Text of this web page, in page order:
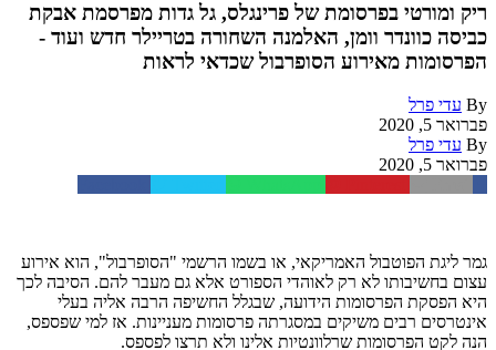
ריק ומורטי בפרסומת של פרינגלס, גל גדות מפרסמת אבקת
כביסה כוונדר וומן, האלמנה השחורה בטריילר חדש ועוד -
הפרסומות מאירוע הסופרבול שכדאי לראות
By עדי פרל
פברואר 5, 2020
By עדי פרל
פברואר 5, 2020
גמר ליגת הפוטבול האמריקאי, או בשמו הרשמי "הסופרבול", הוא אירוע
עצום בחשיבותו לא רק לאוהדי הספורט אלא גם מעבר להם. הסיבה לכך
היא הפסקת הפרסומות הידועה, שבגלל החשיפה הרבה אליה בעלי
אינטרסים רבים משיקים במסגרתה פרסומות מעניינות. אז למי שפספס,
הנה לקט הפרסומות שרלוונטיות אלינו ולא תרצו לפספס.